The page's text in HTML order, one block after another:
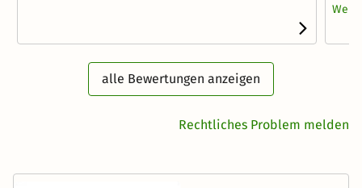
alle Bewertungen anzeigen
Rechtliches Problem melden